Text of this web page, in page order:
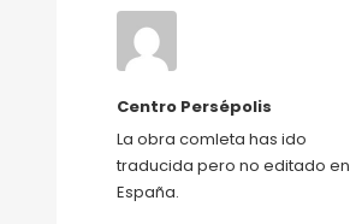
Centro Persépolis
La obra comleta has ido
traducida pero no editado en
España.